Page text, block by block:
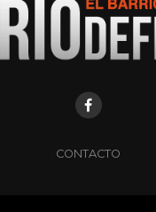
CONTACTO